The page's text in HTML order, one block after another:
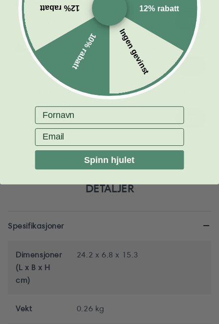
Venstre hjulmodul for Roomba® e-, i- og j-serien
Højre hjulmodul til Roomba® e-, i- og j-serien
259,00 kr
3-pakk med sidebørster til Roomba® 500–900-, e-, i- og j-
229,00 kr
DETALJER
Spesifikasjoner
Dimensjoner
(L x B x H
cm)
24.2 x 6.8 x 15.3
Vekt 0.26 kg
12% rabatt
Ingen gevinst
10% rabatt
12% rabatt
Fornavn
Email
Spinn hjulet